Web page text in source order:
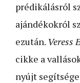
prédikálásról
ajándékokról
ezután. Veress
cikke a
nyújt